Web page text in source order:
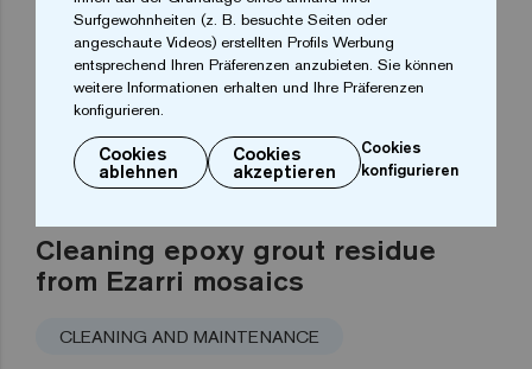
Cleaning epoxy grout residue
from Ezarri mosaics
CLEANING AND MAINTENANCE
Surfgewohnheiten (z. B. besuchte Seiten oder
angeschaute Videos) erstellten Profils Werbung
entsprechend Ihren Präferenzen anzubieten. Sie können
weitere Informationen erhalten und Ihre Präferenzen
konfigurieren.
Cookies
ablehnen
Cookies
akzeptieren
Cookies
konfigurieren